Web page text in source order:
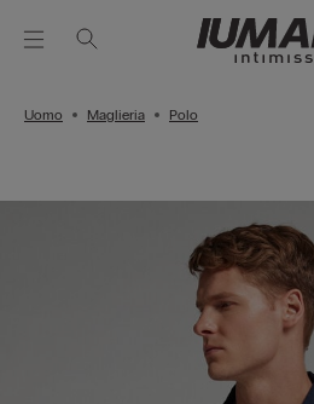
Uomo Maglieria Polo